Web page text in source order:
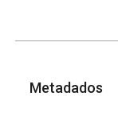
Metadados